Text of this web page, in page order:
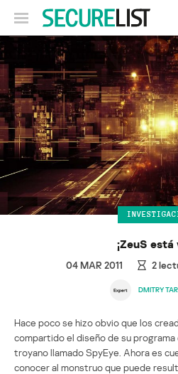
¡ZeuS está
04 MAR 2011 2
DMITRY
Hace poco se hizo obvio que los
compartido el diseño de su
troyano llamado SpyEye. Ahora es
conocer al monstruo que puede